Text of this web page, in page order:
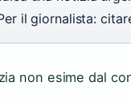
il giornalista:
non esime dal